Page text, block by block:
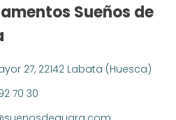
Sueños de
27, 22142 Labata (Huesca)
70 30